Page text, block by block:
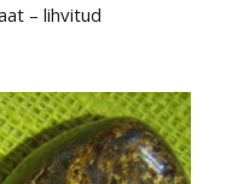
– lihvitud